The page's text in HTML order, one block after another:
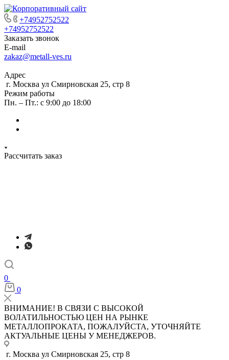
+74952752522
+74952752522
Заказать звонок
E-mail
zakaz@metall-ves.ru
Адрес
г. Москва ул Смирновская 25, стр 8
Режим работы
Пн. – Пт.: с 9:00 до 18:00
Рассчитать заказ
0
0
ВНИМАНИЕ! В СВЯЗИ С ВЫСОКОЙ
ВОЛАТИЛЬНОСТЬЮ ЦЕН НА РЫНКЕ
МЕТАЛЛОПРОКАТА, ПОЖАЛУЙСТА, УТОЧНЯЙТЕ
АКТУАЛЬНЫЕ ЦЕНЫ У МЕНЕДЖЕРОВ.
г. Москва ул Смирновская 25, стр 8